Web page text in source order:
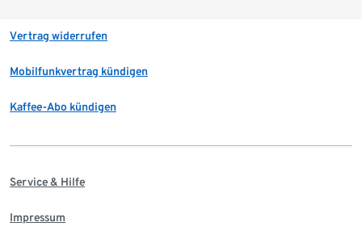
Vertrag widerrufen
Mobilfunkvertrag kündigen
Kaffee-Abo kündigen
Service & Hilfe
Impressum